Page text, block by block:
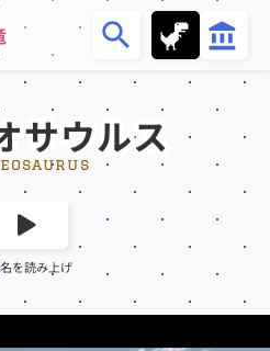
恐
竜
サウルス